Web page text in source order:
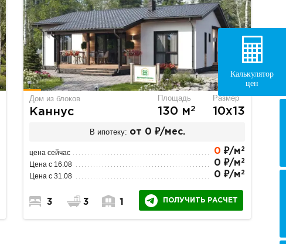
Дом из блоков
Каннус
Площадь
130 м2
Размер
10х13
В ипотеку: от 0 ₽/мес.
цена сейчас 0 ₽/м 2
Цена с 16.08 0 ₽/м 2
Цена с 31.08 0 ₽/м 2
3 3 1 ПОЛУЧИТЬ РАСЧЕТ
Калькулятор
цен